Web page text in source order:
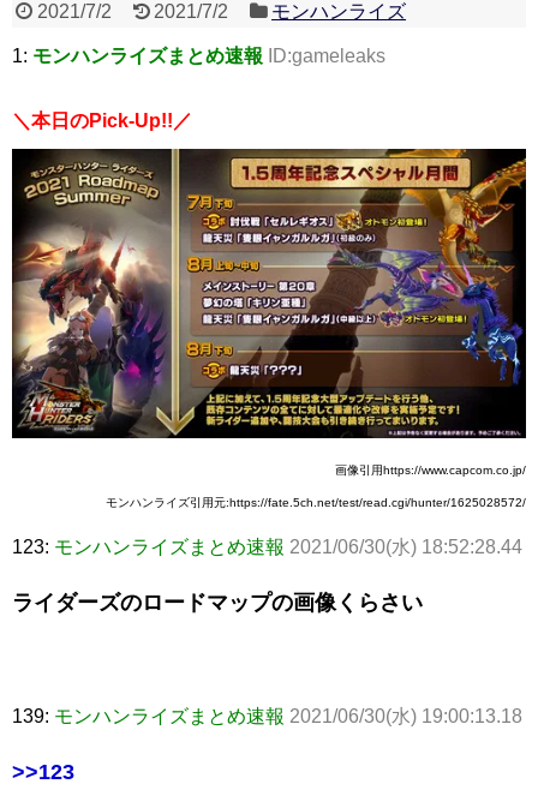
2021/7/2 2021/7/2 モンハンライズ
1: モンハンライズまとめ速報 ID:gameleaks
＼本日のPick-Up!!／
画像引用https://www.capcom.co.jp/
モンハンライズ引用元:https://fate.5ch.net/test/read.cgi/hunter/1625028572/
123: モンハンライズまとめ速報 2021/06/30(水) 18:52:28.44
ライダーズのロードマップの画像くらさい
139: モンハンライズまとめ速報 2021/06/30(水) 19:00:13.18
>>123